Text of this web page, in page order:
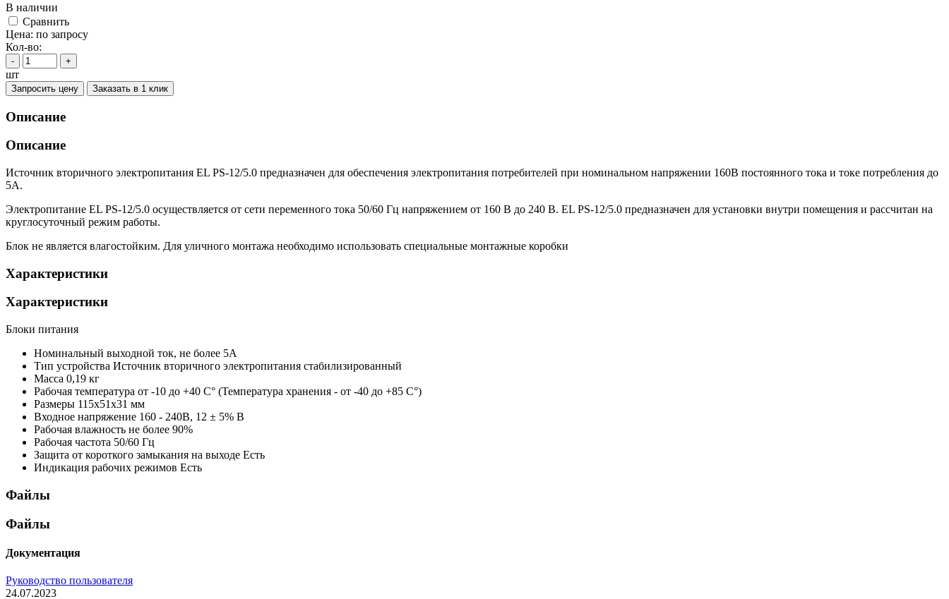
В наличии
Cравнить
Цена: по запросу
Кол-во:
- +
шт
Запросить цену Заказать в 1 клик
Описание
Описание
Источник вторичного электропитания EL PS-12/5.0 предназначен для обеспечения электропитания потребителей при номинальном напряжении 160В постоянного тока и токе потребления до
5А.
Электропитание EL PS-12/5.0 осуществляется от сети переменного тока 50/60 Гц напряжением от 160 В до 240 В. EL PS-12/5.0 предназначен для установки внутри помещения и рассчитан на
круглосуточный режим работы.
Блок не является влагостойким. Для уличного монтажа необходимо использовать специальные монтажные коробки
Характеристики
Характеристики
Блоки питания
Номинальный выходной ток, не более 5А
Тип устройства Источник вторичного электропитания стабилизированный
Масса 0,19 кг
Рабочая температура от -10 до +40 С° (Температура хранения - от -40 до +85 С°)
Размеры 115x51x31 мм
Входное напряжение 160 - 240В, 12 ± 5% В
Рабочая влажность не более 90%
Рабочая частота 50/60 Гц
Защита от короткого замыкания на выходе Есть
Индикация рабочих режимов Есть
Файлы
Файлы
Документация
Руководство пользователя
24.07.2023